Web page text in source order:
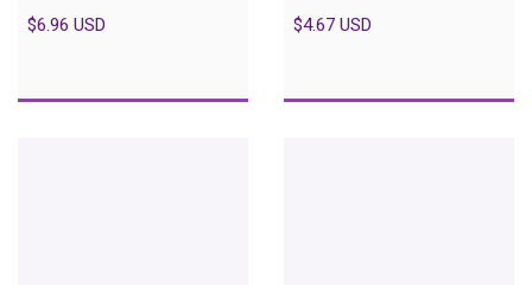
$6.96 USD $4.67 USD